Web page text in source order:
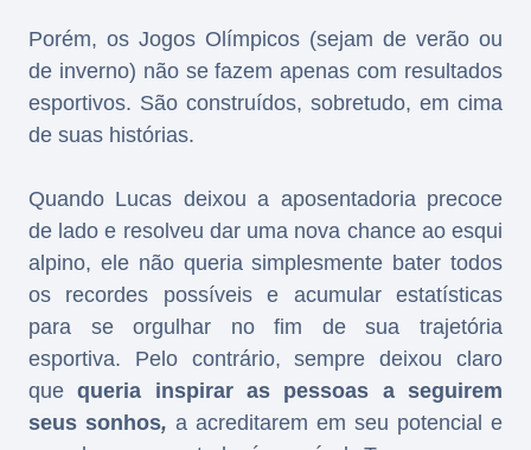
Porém, os Jogos Olímpicos (sejam de verão ou
de inverno) não se fazem apenas com resultados
esportivos. São construídos, sobretudo, em cima
de suas histórias.
Quando Lucas deixou a aposentadoria precoce
de lado e resolveu dar uma nova chance ao esqui
alpino, ele não queria simplesmente bater todos
os recordes possíveis e acumular estatísticas
para se orgulhar no fim de sua trajetória
esportiva. Pelo contrário, sempre deixou claro
que queria inspirar as pessoas a seguirem
seus sonhos, a acreditarem em seu potencial e